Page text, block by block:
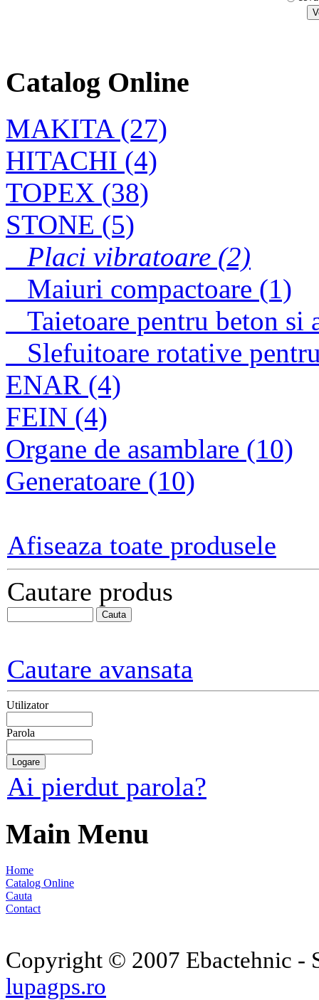
CLESTE PLAT
TOPEX 160mm
Catalog Online
MAKITA (27)
HITACHI (4)
TOPEX (38)
STONE (5)
Placi vibratoare (2)
Maiuri compactoare (1)
Taietoare pentru beton si
Slefuitoare rotative
ENAR (4)
FEIN (4)
Organe de asamblare (10)
Generatoare (10)
Afiseaza toate produsele
Cautare produs
Cautare avansata
Utilizator
Parola
Ai pierdut parola?
Main Menu
Home
Catalog Online
Cauta
Contact
Copyright © 2007 Ebactehnic -
lupagps.ro